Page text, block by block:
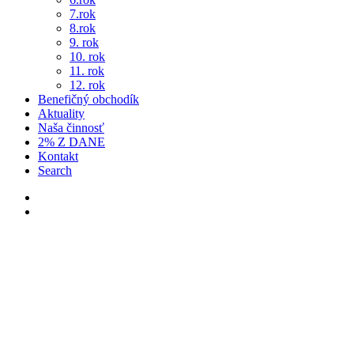
7.rok
8.rok
9. rok
10. rok
11. rok
12. rok
Benefičný obchodík
Aktuality
Naša činnosť
2% Z DANE
Kontakt
Search